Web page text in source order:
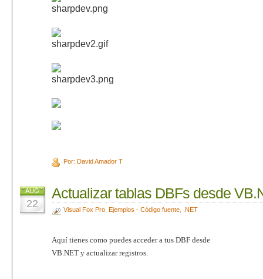
Por: David Amador T
AUG
22
Actualizar tablas DBFs desde
Visual Fox Pro, Ejemplos - Código fuente, .NET
Aquí tienes como puedes acceder a tus DBF desde
VB.NET y actualizar registros.